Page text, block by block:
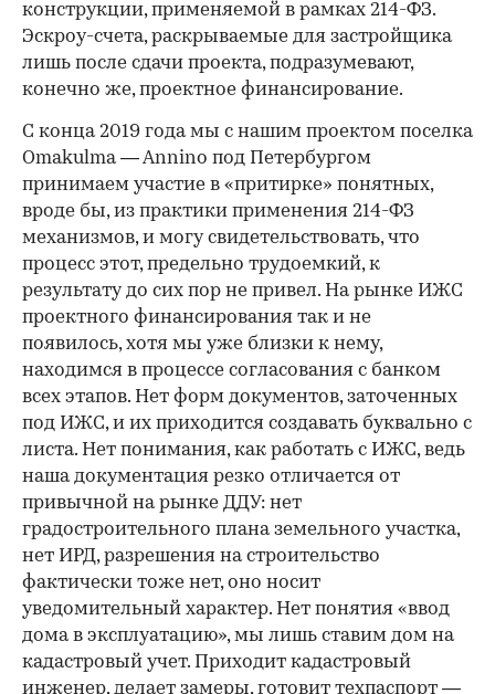
конструкции, применяемой в рамках 214-ФЗ.
Эскроу-счета, раскрываемые для застройщика
лишь после сдачи проекта, подразумевают,
конечно же, проектное финансирование.
С конца 2019 года мы с нашим проектом поселка
Omakulma — Annino под Петербургом
принимаем участие в «притирке» понятных,
вроде бы, из практики применения 214-ФЗ
механизмов, и могу свидетельствовать, что
процесс этот, предельно трудоемкий, к
результату до сих пор не привел. На рынке ИЖС
проектного финансирования так и не
появилось, хотя мы уже близки к нему,
находимся в процессе согласования с банком
всех этапов. Нет форм документов, заточенных
под ИЖС, и их приходится создавать буквально с
листа. Нет понимания, как работать с ИЖС, ведь
наша документация резко отличается от
привычной на рынке ДДУ: нет
градостроительного плана земельного участка,
нет ИРД, разрешения на строительство
фактически тоже нет, оно носит
уведомительный характер. Нет понятия «ввод
дома в эксплуатацию», мы лишь ставим дом на
кадастровый учет. Приходит кадастровый
инженер, делает замеры, готовит техпаспорт —